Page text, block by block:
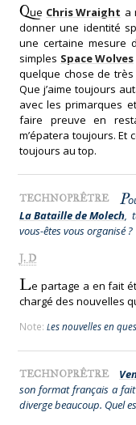
Que Chris Wraight a
donner une identité
une certaine mesure
simples Space Wolves
quelque chose de
Que j’aime toujours
avec les primarques
faire preuve en
m’épatera toujours. Et
toujours au top.
TECHNOPRÊTRE P
La Bataille de Molech,
vous-êtes vous organisé ?
J. D
Le partage a en fait
chargé des nouvelles
Note: Les nouvelles en
TECHNOPRÊTRE
son format français a fait
diverge beaucoup. Quel